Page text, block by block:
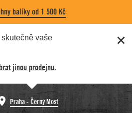
balíky od 1 500 Kč
skutečně vaše
jinou prodejnu.
Praha - Černý Most